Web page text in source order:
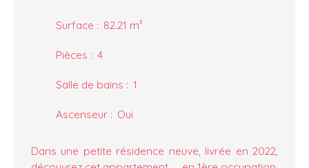
Surface : 82.21 m²
Pièces : 4
Salle de bains : 1
Ascenseur : Oui
Dans une petite résidence neuve, livrée en 2022,